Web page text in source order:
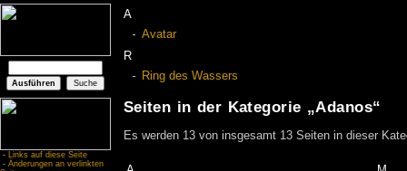
- Links auf diese Seite
- Änderungen an verlinkten
A
Avatar
R
Ring des Wassers
Seiten in der Kategorie „Adanos“
Es werden 13 von insgesamt 13 Seiten in dieser